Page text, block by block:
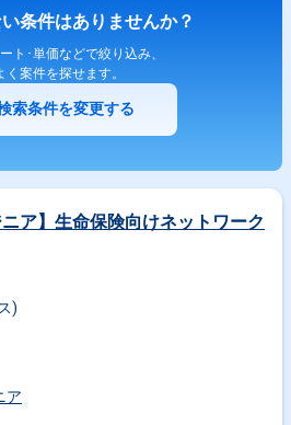
条件はありませんか？
ト･単価などで絞り込み、
く案件を探せます。
索条件を変更する
ニア】生命保険向けネットワーク
)
ア